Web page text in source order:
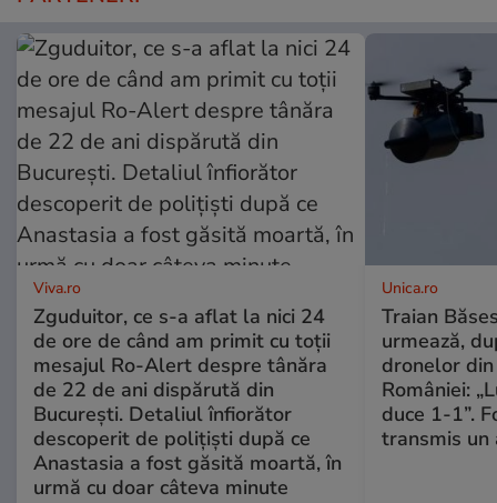
Viva.ro
Zguduitor, ce s-a aflat la nici 24
de ore de când am primit cu toții
mesajul Ro-Alert despre tânăra
de 22 de ani dispărută din
București. Detaliul înfiorător
descoperit de polițiști după ce
Anastasia a fost găsită moartă, în
urmă cu doar câteva minute
Unica.ro
Traian
urmează,
dronelor
României:
duce 1-1”.
transmis un